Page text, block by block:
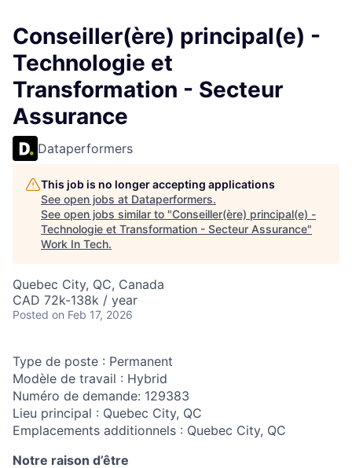
Conseiller(ère) principal(e) -
Technologie et
Transformation - Secteur
Assurance
Dataperformers
This job is no longer accepting applications
See open jobs at Dataperformers.
See open jobs similar to "Conseiller(ère) principal(e) -
Technologie et Transformation - Secteur Assurance"
Work In Tech.
Quebec City, QC, Canada
CAD 72k-138k / year
Posted on Feb 17, 2026
Type de poste : Permanent
Modèle de travail : Hybrid
Numéro de demande: 129383
Lieu principal : Quebec City, QC
Emplacements additionnels : Quebec City, QC
Notre raison d’être